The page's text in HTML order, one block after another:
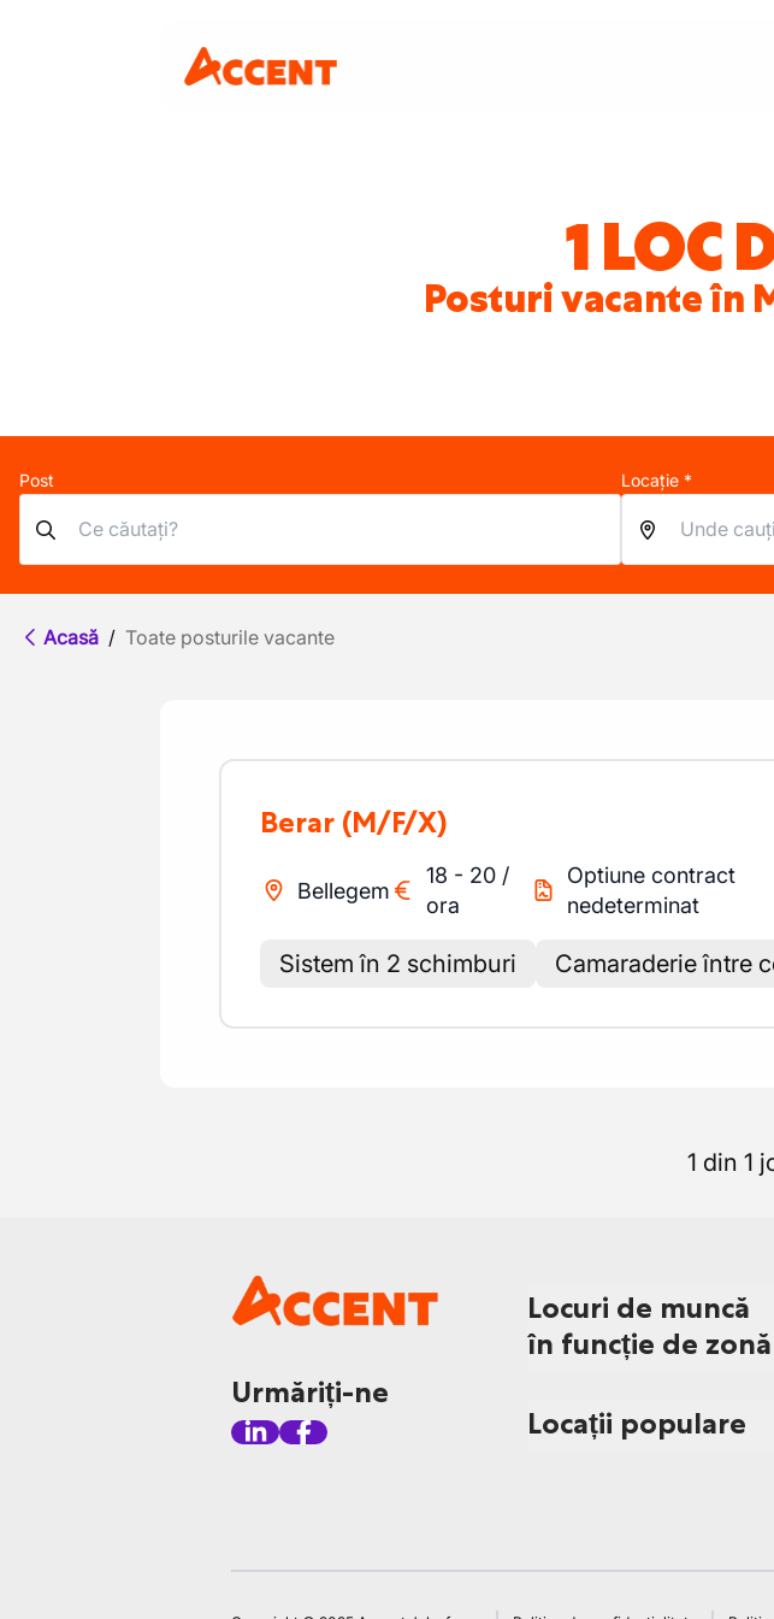
1 LOC
Posturi vacante în
Post Locație *
Acasă / Toate posturile vacante
Berar (M/F/X)
Bellegem
18 - 20 /
ora
Optiune contract
nedeterminat
Sistem în 2 schimburi Camaraderie între
1 din 1
Urmăriți-ne
Locuri de muncă
în funcție de zonă
Locații populare